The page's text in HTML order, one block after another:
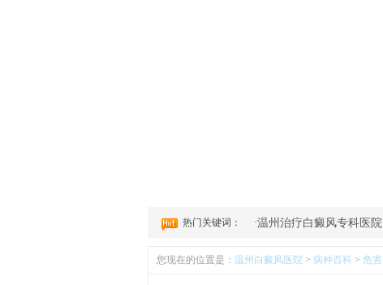
热门关键词： ·温州治疗白癜风专科医院
您现在的位置是： 温州白癜风医院 > 病种百科 > 危害